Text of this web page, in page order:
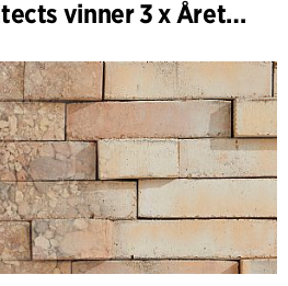
C.F. Møller Architects vinner 3 x Årets Bygg 2025